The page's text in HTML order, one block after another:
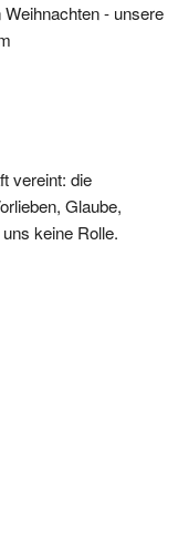
- unsere
vereint: die
Glaube,
keine Rolle.